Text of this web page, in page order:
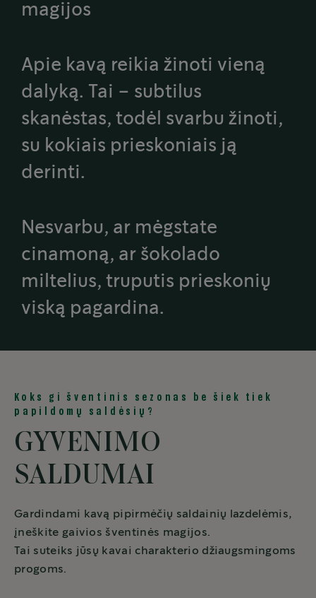
magijos
Apie kavą reikia žinoti vieną
dalyką. Tai – subtilus
skanėstas, todėl svarbu žinoti,
su kokiais prieskoniais ją
derinti.
Nesvarbu, ar mėgstate
cinamoną, ar šokolado
miltelius, truputis prieskonių
viską pagardina.
Koks gi šventinis sezonas be šiek tiek
papildomų saldėsių?
GYVENIMO
SALDUMAI
Gardindami kavą pipirmėčių saldainių lazdelėmis,
įneškite gaivios šventinės magijos.
Tai suteiks jūsų kavai charakterio džiaugsmingoms
progoms.